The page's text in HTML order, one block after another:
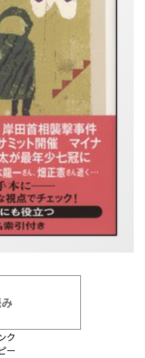
ク
ー